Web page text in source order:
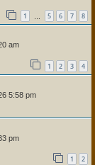
1 5 6 7 8
am
1 2 3 4
5:58 pm
pm
1 2